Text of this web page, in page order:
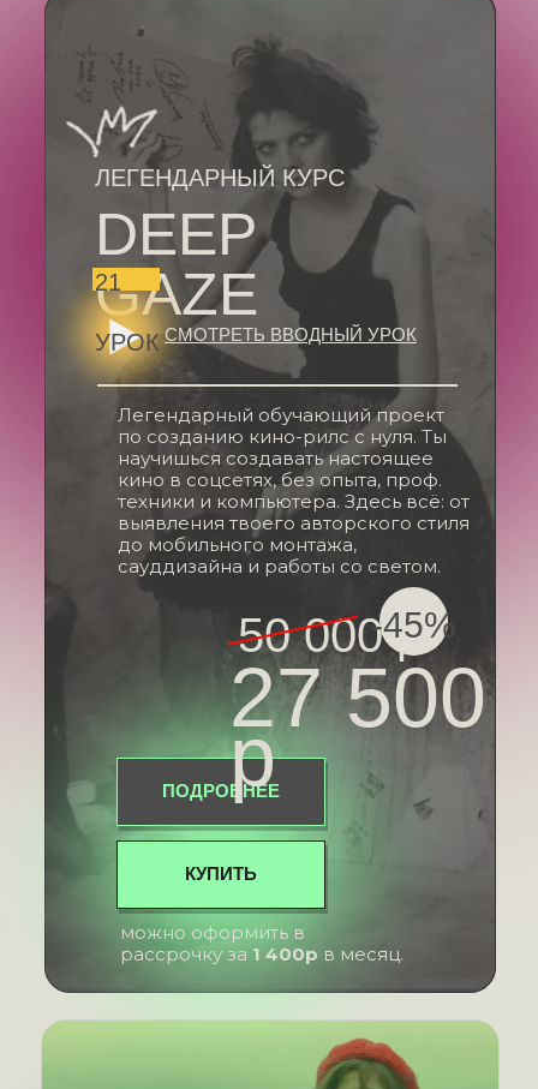
Легендарный обучающий проект
по созданию кино-рилс с нуля. Ты
научишься создавать настоящее
кино в соцсетях, без опыта, проф.
техники и компьютера. Здесь всё: от
выявления твоего авторского стиля
до мобильного монтажа,
сауддизайна и работы со светом.
DEEP
GAZE
ЛЕГЕНДАРНЫЙ КУРС
КУПИТЬ
ПОДРОБНЕЕ
27 500
р
50 000 р
-45%
можно оформить в
рассрочку за 1 400р в месяц.
СМОТРЕТЬ ВВОДНЫЙ УРОК
21
УРОК